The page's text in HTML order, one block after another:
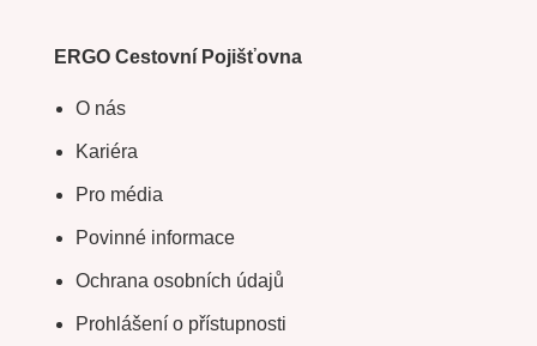
ERGO Cestovní Pojišťovna
O nás
Kariéra
Pro média
Povinné informace
Ochrana osobních údajů
Prohlášení o přístupnosti